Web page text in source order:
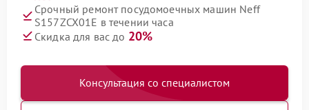
Срочный ремонт посудомоечных машин Neff
S157ZCX01E в течении часа
Скидка для вас до 20%
Консультация со специалистом